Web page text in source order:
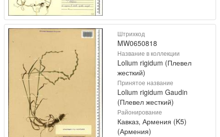
Штрихкод
MW0650818
Название в коллекции
Lolium rigidum (Плевел
жесткий)
Принятое название
Lolium rigidum Gaudin
(Плевел жесткий)
Районирование
Кавказ, Армения (K5)
(Армения)